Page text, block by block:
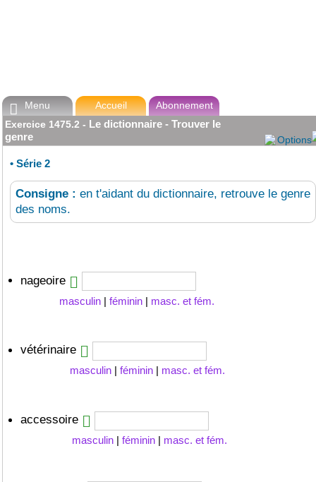
 Menu Accueil
Abonnement
Exercice 1475.2 - Le dictionnaire - Trouver le
genre
Options
• Série 2
Consigne : en t'aidant du dictionnaire, retrouve le genre
des noms.
nageoire
masculin | féminin | masc. et fém.
vétérinaire
masculin | féminin | masc. et fém.
accessoire
masculin | féminin | masc. et fém.